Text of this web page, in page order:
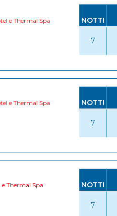
e Thermal Spa
NOTTI
7
e Thermal Spa
NOTTI
7
Thermal Spa
NOTTI
7